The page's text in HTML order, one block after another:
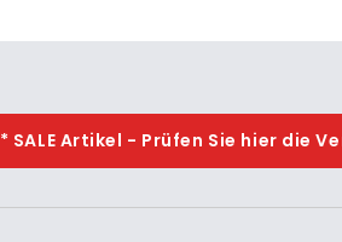
* SALE Artikel - Prüfen Sie hier die